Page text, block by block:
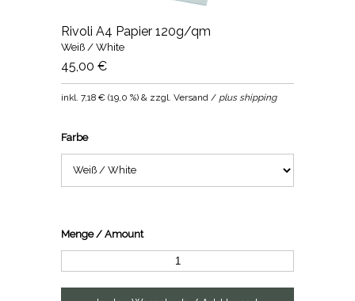
Rivoli A4 Papier 120g/qm
Weiß / White
45,00 €
inkl.7,18 € (19,0 %) & zzgl. Versand / plus shipping
Farbe
Menge / Amount